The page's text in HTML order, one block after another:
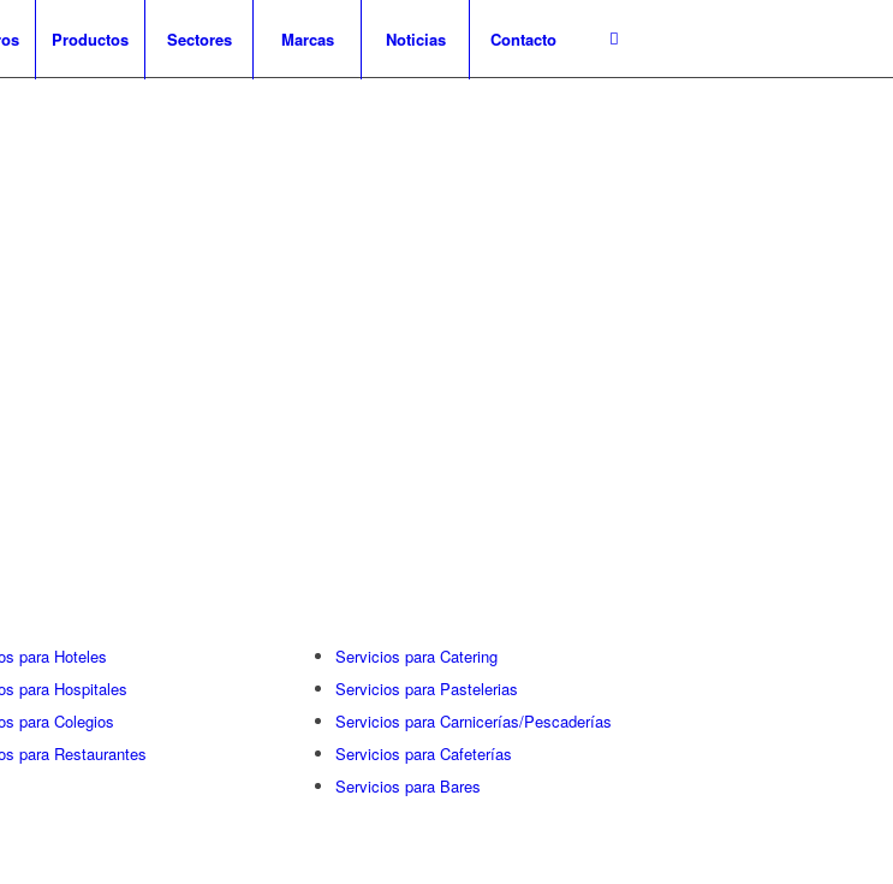
Productos Sectores Marcas Noticias Contacto
para Hoteles
para Hospitales
para Colegios
para Restaurantes
Servicios para Catering
Servicios para Pastelerias
Servicios para Carnicerías/Pescaderías
Servicios para Cafeterías
Servicios para Bares